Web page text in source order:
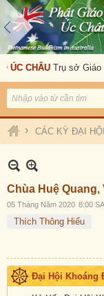
CHÂU Trụ sở Giáo
› CÁC KỲ ĐẠI HỘI
Chùa Huệ Quang,
05 Tháng Năm 2020 8:00 SA
Thích Thông Hiếu
Đại Hội Khoáng